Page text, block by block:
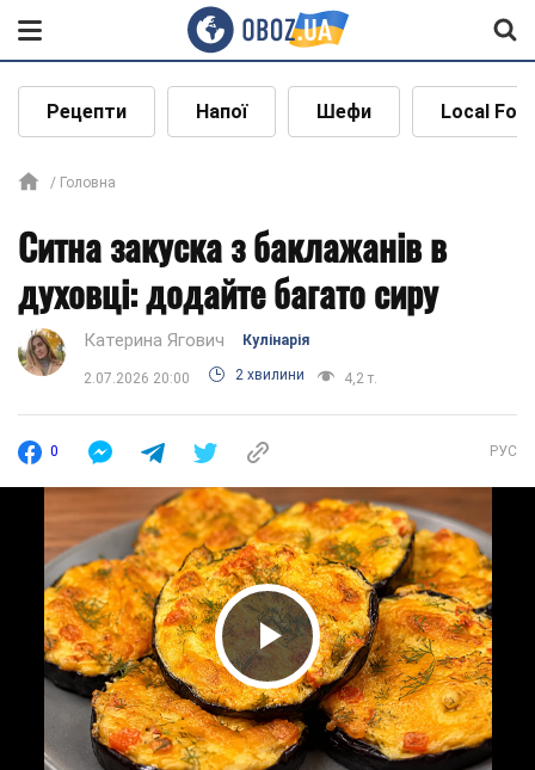
Рецепти Напої Шефи Local
Головна
Ситна закуска з баклажанів в
духовці: додайте багато сиру
Катерина Ягович Кулінарія
2.07.2026 20:00 2 хвилини 4,2 т.
0 РУС
Play Video